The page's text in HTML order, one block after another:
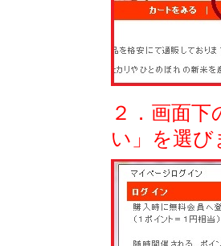
２．画面
い」を選び